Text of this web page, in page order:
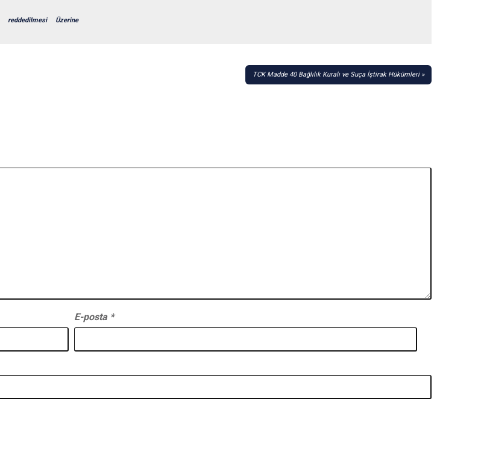
reddedilmesi Üzerine
TCK Madde 40 Bağlılık Kuralı ve Suça İştirak Hükümleri
E-posta *